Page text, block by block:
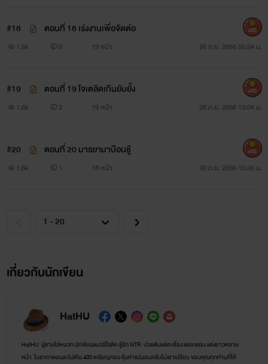
#18 ตอนที่ 18 เร่งงานเพื่อจัดต่อ
1.5k 0 19 หน้า 26 ก.ย. 2566 05:34 น.
400
#19 ตอนที่ 19 ใจเตลิดเกินยับยั้ง
1.6k 2 19 หน้า 28 ก.ย. 2566 13:04 น.
400
#20 ตอนที่ 20 มารยามาป้อนชู้
1.6k 1 18 หน้า 30 ก.ย. 2566 15:35 น.
400
เกี่ยวกับนักเขียน
HatHU
HatHU ผู้ชายใส่หมวก นักเขียนแนวอีโรติค ชู้รัก NTR ปวดตับแต่ละเรื่อง แต่ละตอน แต่งยาวหลาย
หน้า ในราคาตอนละไม่เกิน 400 เหรียญทอง คุ้มค่าแน่นอนครับไม่เอาเปรียบ ขอบคุณทุกท่านที่ให้